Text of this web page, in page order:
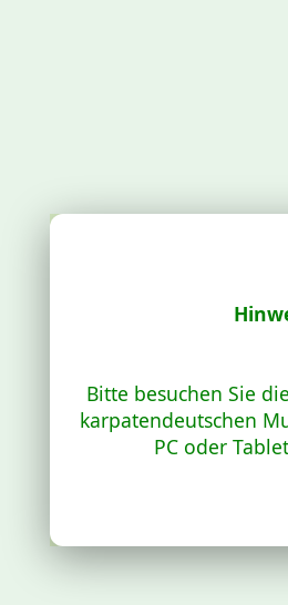
Bitte besuchen Sie
karpatendeutschen
PC oder